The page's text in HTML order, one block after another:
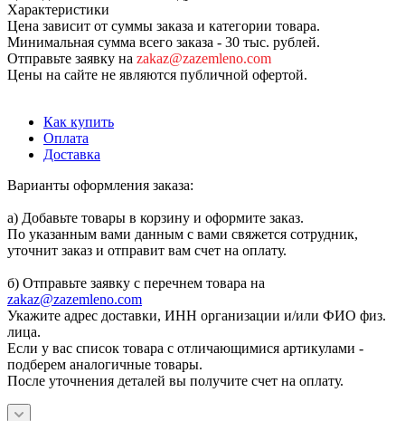
Характеристики
Цена зависит от суммы заказа и категории товара.
Минимальная сумма всего заказа - 30 тыс. рублей.
Отправьте заявку на zakaz@zazemleno.com
Цены на сайте не являются публичной офертой.
Как купить
Оплата
Доставка
Варианты оформления заказа:
а) Добавьте товары в корзину и оформите заказ.
По указанным вами данным с вами свяжется сотрудник,
уточнит заказ и отправит вам счет на оплату.
б) Отправьте заявку с перечнем товара на
zakaz@zazemleno.com
Укажите адрес доставки, ИНН организации и/или ФИО физ.
лица.
Если у вас список товара с отличающимися артикулами -
подберем аналогичные товары.
После уточнения деталей вы получите счет на оплату.